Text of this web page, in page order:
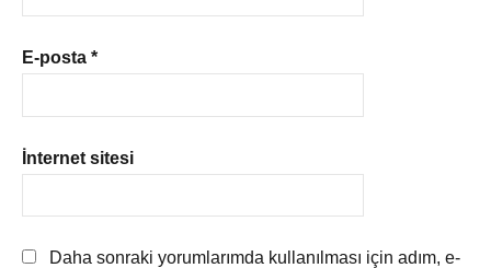
E-posta *
İnternet sitesi
Daha sonraki yorumlarımda kullanılması için adım, e-